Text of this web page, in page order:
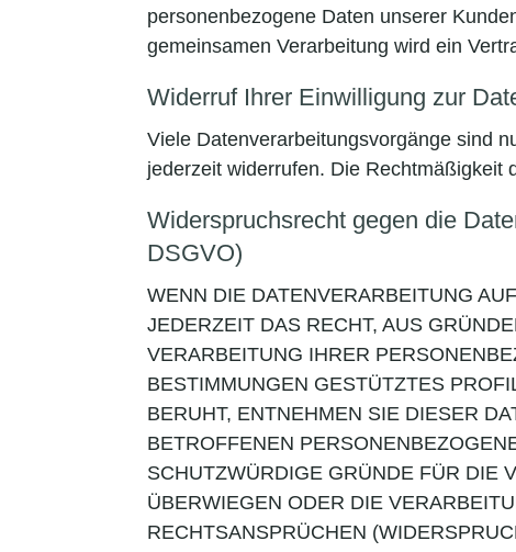
personenbezogene Daten unserer
gemeinsamen Verarbeitung wird ein
Widerruf Ihrer Einwilligung zur
Viele Datenverarbeitungsvorgänge sind
jederzeit widerrufen. Die Rechtmäßigkeit
Widerspruchsrecht gegen die
DSGVO)
WENN DIE DATENVERARBEITUNG
JEDERZEIT DAS RECHT, AUS
VERARBEITUNG IHRER
BESTIMMUNGEN GESTÜTZTES
BERUHT, ENTNEHMEN SIE DIESER
BETROFFENEN
SCHUTZWÜRDIGE GRÜNDE FÜR DIE
ÜBERWIEGEN ODER DIE
RECHTSANSPRÜCHEN